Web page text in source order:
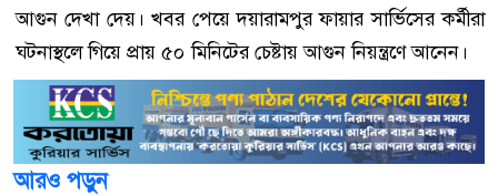
আগুন দেখা দেয়। খবর পেয়ে দয়ারামপুর ফায়ার সার্ভিসের কর্মীরা
ঘটনাস্থলে গিয়ে প্রায় ৫০ মিনিটের চেষ্টায় আগুন নিয়ন্ত্রণে আনেন।
আরও পড়ুন